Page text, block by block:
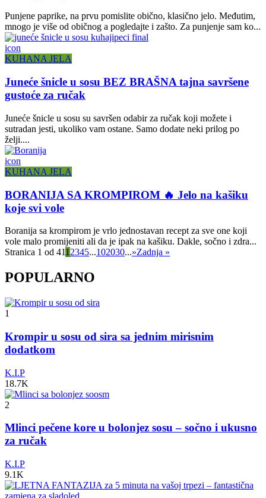
Punjene paprike, na prvu pomislite obično, klasično jelo. Međutim,
mnogo je više od običnog a pogledajte i zašto. Za punjenje sam ko...
icon
KUHANA JELA
Juneće šnicle u sosu BEZ BRAŠNA tajna savršene
gustoće za ručak
Juneće šnicle u sosu su savršen odabir za ručak koji možete i
sutradan jesti, ukoliko vam ostane. Samo dodate neki prilog po
želji....
icon
KUHANA JELA
BORANIJA SA KROMPIROM 🔥 Jelo na kašiku
koje svi vole
Boranija sa krompirom je vrlo jednostavan recept za sve one koji
vole malo promijeniti ali da je ipak na kašiku. Dakle, sočno i zdra...
Stranica 1 od 411 2345...102030...»Zadnja »
POPULARNO
1
Krompir u sosu od sira sa jednim mirisnim
dodatkom
K.I.P
18.7K
2
Mlinci pečene kore u bolonjez sosu – sočno i ukusno
za ručak
K.I.P
9.1K